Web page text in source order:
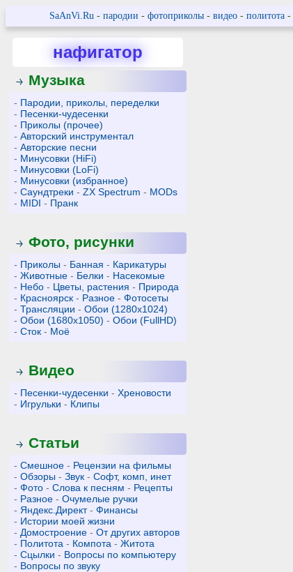
SaAnVi.Ru- пародии - фотоприколы- видео- политота-
нафигатор
Музыка
- Пародии, приколы, переделки
- Песенки-чудесенки
- Приколы (прочее)
-Авторский инструментал
-Авторские песни
- Минусовки (HiFi)
- Минусовки (LoFi)
- Минусовки (избранное)
-Саундтреки -ZX Spectrum - MODs
- MIDI - Пранк
Фото, рисунки
- Приколы - Банная - Карикатуры
-Животные - Белки - Насекомые
- Небо - Цветы, растения - Природа
- Красноярск - Разное -Фотосеты
-Трансляции -Обои (1280x1024)
-Обои (1680x1050) -Обои (FullHD)
-Сток - Моё
Видео
- Песенки-чудесенки -Хреновости
- Игрульки - Клипы
Статьи
-Смешное - Рецензии на фильмы
-Обзоры -Звук -Софт, комп, инет
-Фото -Слова к песням - Рецепты
- Разное -Очумелые ручки
- Яндекс.Директ-Финансы
- Истории моей жизни
- Домостроение -От других авторов
- Политота - Компота -Житота
-Сцылки - Вопросы по компьютеру
- Вопросы по звуку